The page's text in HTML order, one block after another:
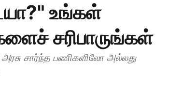
உங்கள்
சரிபாருங்கள்
சார்ந்த பணிகளிலோ அல்லது